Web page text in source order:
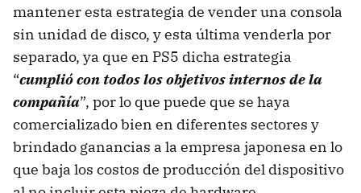
mantener esta estrategia de vender una consola
sin unidad de disco, y esta última venderla por
separado, ya que en PS5 dicha estrategia
“cumplió con todos los objetivos internos de la
compañía”, por lo que puede que se haya
comercializado bien en diferentes sectores y
brindado ganancias a la empresa japonesa en lo
que baja los costos de producción del dispositivo